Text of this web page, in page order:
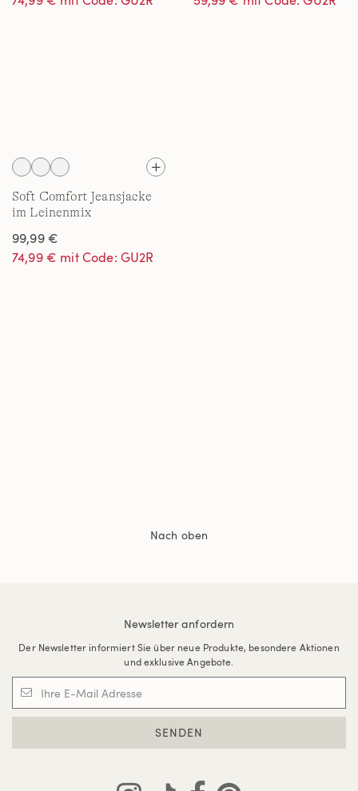
Soft Comfort Jeansjacke
im Leinenmix
99,99 €
74,99 € mit Code: GU2R
Nach oben
Newsletter anfordern
Der Newsletter informiert Sie über neue Produkte, besondere Aktionen
und exklusive Angebote.
SENDEN